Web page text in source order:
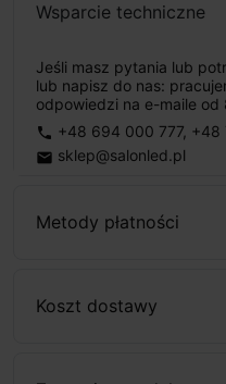
Wsparcie techniczne
Jeśli masz pytania lub
lub napisz do nas:
odpowiedzi na e-maile od
phone +48 694 000 777, +48
email sklep@salonled.pl
Metody płatności
Koszt dostawy